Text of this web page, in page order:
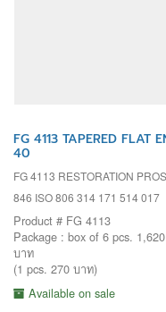
FG 4113 TAPERED FLAT
40
FG 4113 RESTORATION
846 ISO 806 314 171 514 017
Product # FG 4113
Package : box of 6 pcs. 1,620
บาท
(1 pcs. 270 บาท)
Available on sale